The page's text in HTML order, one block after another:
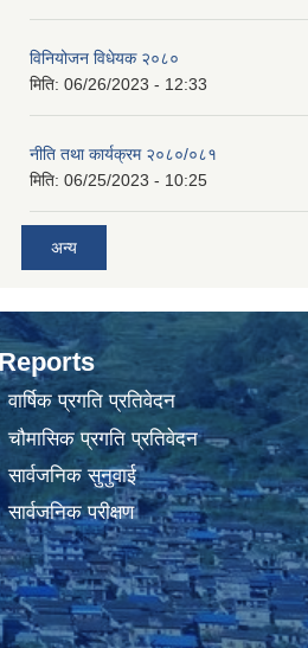
विनियोजन विधेयक २०८०
मिति: 06/26/2023 - 12:33
नीति तथा कार्यक्रम २०८०/०८१
मिति: 06/25/2023 - 10:25
अन्य
वार्षिक प्रगति प्रतिवेदन
चौमासिक प्रगति प्रतिवेदन
सार्वजनिक सुनुवाई
सार्वजनिक परीक्षण